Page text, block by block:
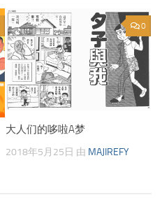
0
大人们的哆啦A梦
2018年5月25日 由 MAJIREFY